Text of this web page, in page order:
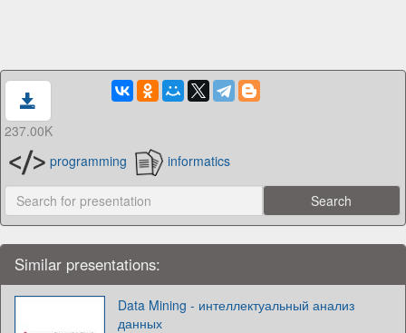
237.00K
programming
informatics
Similar presentations:
Data Mining - интеллектуальный анализ
данных